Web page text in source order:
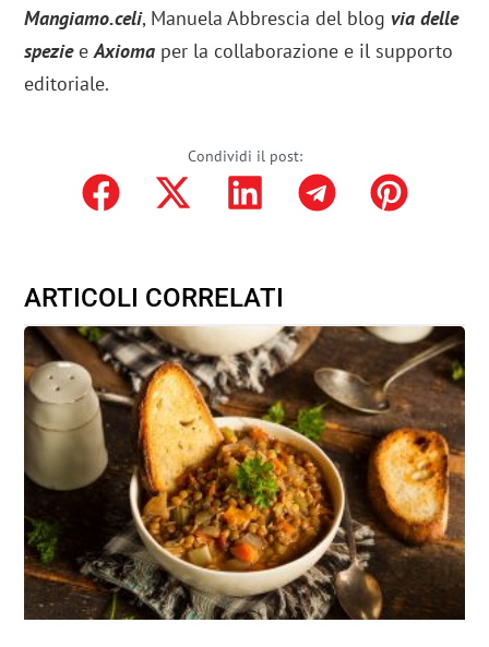
Mangiamo.celi, Manuela Abbrescia del blogvia delle
spezieeAxioma per la collaborazione e il supporto
editoriale.
Condividi il post:
ARTICOLI CORRELATI